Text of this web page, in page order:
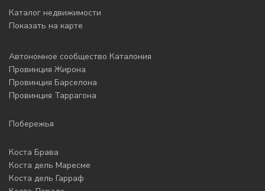
Каталог недвижимости
Показать на карте
Автономное сообщество Каталония
Провинция Жирона
Провинция Барселона
Провинция Таррагона
Побережья
Коста Брава
Коста дель Маресме
Коста дель Гарраф